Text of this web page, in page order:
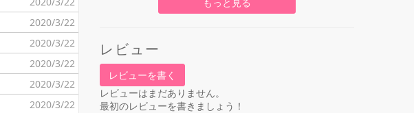
2020/3/22
2020/3/22
2020/3/22
2020/3/22
2020/3/22
レビュー
レビューを書く
レビューはまだありません。
最初のレビューを書きましょう！